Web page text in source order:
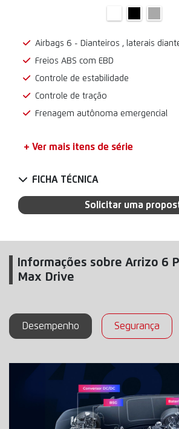
Airbags 6 - Dianteiros , laterais
Freios ABS com EBD
Controle de estabilidade
Controle de tração
Frenagem autônoma emergencial
+ Ver mais itens de série
FICHA TÉCNICA
Solicitar uma
Informações sobre Arrizo 6
Max Drive
Desempenho Segurança